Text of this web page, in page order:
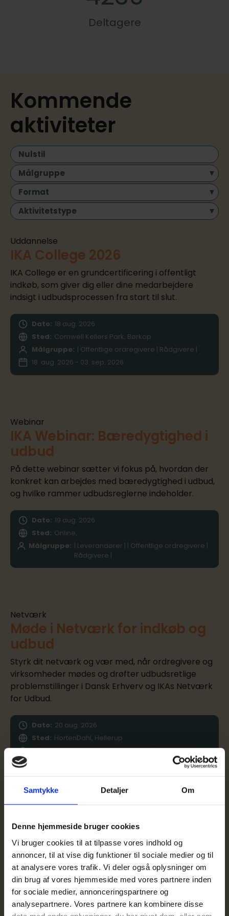
Samtykke Detaljer Om
Denne hjemmeside bruger cookies
Vi bruger cookies til at tilpasse vores indhold og
annoncer, til at vise dig funktioner til sociale medier og til
at analysere vores trafik. Vi deler også oplysninger om
din brug af vores hjemmeside med vores partnere inden
for sociale medier, annonceringspartnere og
analysepartnere. Vores partnere kan kombinere disse
Deltagere
Kommende
aktiviteter
Nulstil
Målgruppe
Format
Aktivitetstype
Uddannelse
IKA College 2026
IKA College er en grundcertificering i offentligt
indkøb, som giver dig eller dine medarbejdere
indsigt i udbudsprocessen fra start til slut.
Dato: 18 aug. 2026
Sted: Comwell Kellers Park, Børkop
Målgruppe: | Offentlige ordregivere | Rådgivere |
18. aug. 2026 - 03. sep. 2026
Webinar
IKA Webinar: Bæredygtighed i
udbud
På dette webinar sætter vi fokus på, hvordan der
konkret kan arbejdes med bæredygtighed i udbud,
og hvilke rammer udbudsreglerne indeholder.
Dato: 19 aug. 2026
Sted: Online,
Målgruppe: | Leverandører | | Offentlige ordregivere |
Rådgivere |
Netværk
Møde i Netværk for indkøb og
udbud
Styrk dit netværk og vær med, når ordregivere og
virksomheder mødes og drøfter udbudsretlige
problemstillinger i Dansk Erhverv og IKAs Netværk
for Udbud.
Dato: 20 aug. 2026
Sted: HortenDahl, Hellerup
Målgruppe: Offentlige ordregivere |
IKA Webinar:
Evalueringsmodeller
På dette webinar ser vi nærmere på rammerne for
evalueringsmodeller – med inddragelse af seneste
praksis fra Klagenævnet for Udbud.
Dato: 26aug.2026